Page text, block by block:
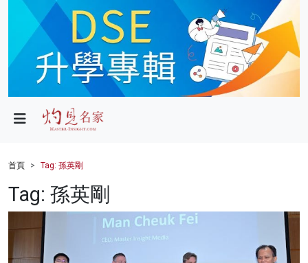
政局
財經
健康
商業
首頁 Tag: 孫英剛
Tag: 孫英剛